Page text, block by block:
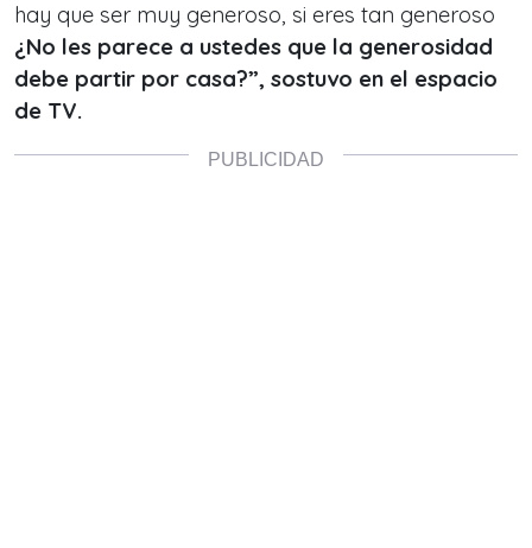
hay que ser muy generoso, si eres tan generoso
¿No les parece a ustedes que la generosidad
debe partir por casa?”, sostuvo en el espacio
de TV.